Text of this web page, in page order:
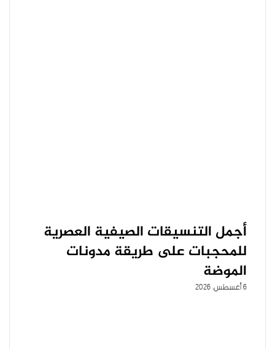
أجمل التنسيقات الصيفية العصرية
للمحجبات على طريقة مدونات
الموضة
6 أغسطس، 2026